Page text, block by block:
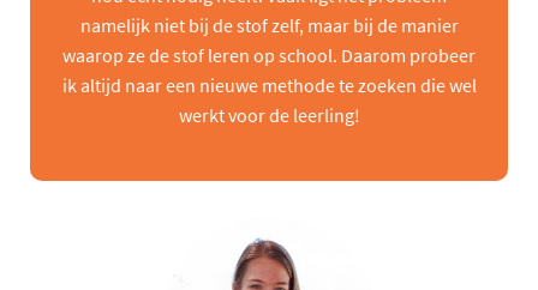
namelijk niet bij de stof zelf, maar bij de manier
waarop ze de stof leren op school. Daarom probeer
ik altijd naar een nieuwe methode te zoeken die wel
werkt voor de leerling!